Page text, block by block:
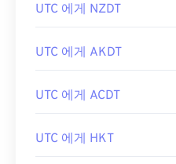
UTC 에게 NZDT
UTC 에게 AKDT
UTC 에게 ACDT
UTC 에게 HKT